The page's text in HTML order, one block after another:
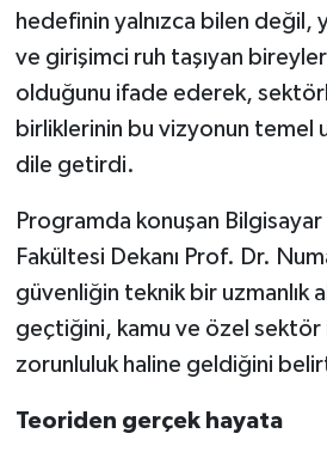
hedefinin yalnızca bilen değil,
ve girişimci ruh taşıyan
olduğunu ifade ederek,
birliklerinin bu vizyonun temel
dile getirdi.
Programda konuşan
Fakültesi Dekanı Prof. Dr.
güvenliğin teknik bir uzmanlık
geçtiğini, kamu ve özel
zorunluluk haline geldiğini
Teoriden gerçek hayata